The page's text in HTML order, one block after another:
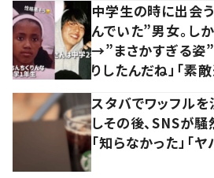
中学生の時に出会
んでいた”男女。し
→”まさかすぎる姿
りしたんだね」「素
スタバでワッフルを
しその後、SNSが
「知らなかった」「